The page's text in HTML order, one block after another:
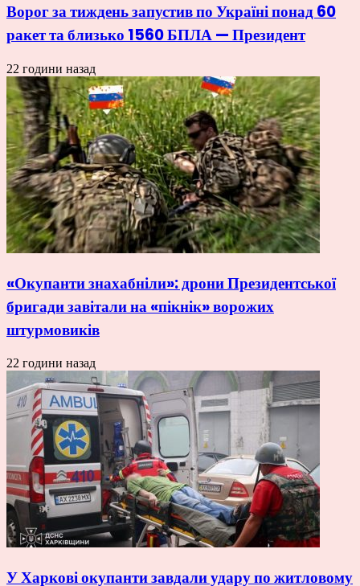
Ворог за тиждень запустив по Україні понад 60
ракет та близько 1560 БПЛА — Президент
22 години назад
«Окупанти знахабніли»: дрони Президентської
бригади завітали на «пікнік» ворожих
штурмовиків
22 години назад
У Харкові окупанти завдали удару по житловому